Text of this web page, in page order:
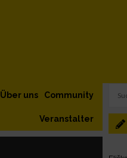
Community
Über uns
Veranstalter